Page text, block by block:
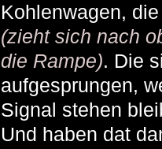
Kohlenwagen,
(zieht sich nach
die Rampe). Die
aufgesprungen,
Signal stehen
Und haben dat